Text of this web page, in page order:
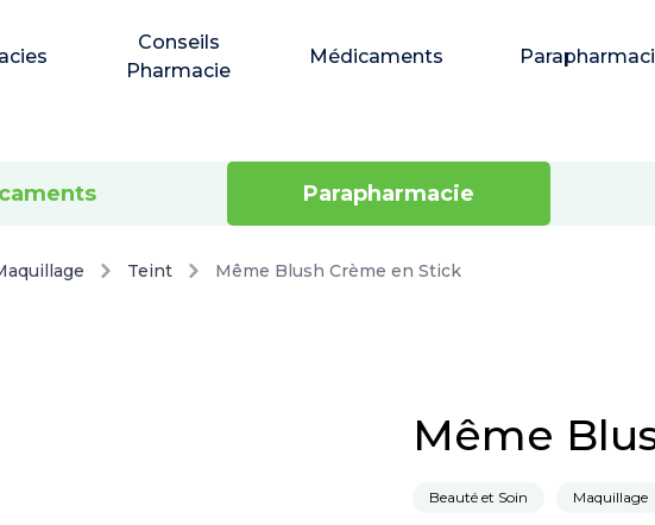
Conseils
Pharmacie
Médicaments
Parapharmacie
Teint Même Blush Crème en Stick
Même
Beauté et Soin Maquillage